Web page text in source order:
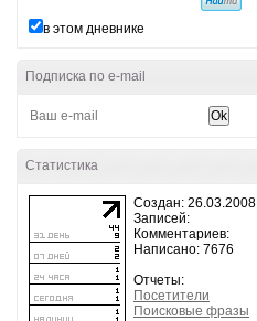
в этом дневнике
Подписка по e-mail
Статистика
Создан: 26.03.2008
Записей:
Комментариев:
Написано: 7676
Отчеты:
Посетители
Поисковые фразы